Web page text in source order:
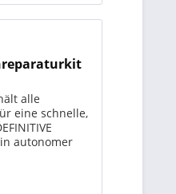
alle
eine schnelle,
autonomer
Fall fehlen -